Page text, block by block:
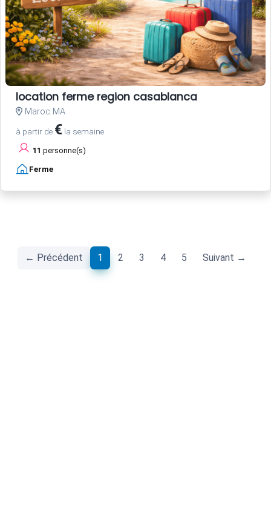
location ferme region casablanca
Maroc MA
à partir de € la semaine
11 personne(s)
Ferme
← Précédent 1 (current)
2 3 4 5 Suivant →